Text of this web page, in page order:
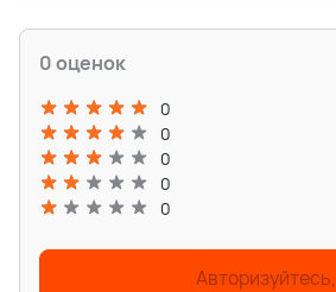
0 оценок
0
0
0
0
0
Авторизуйтесь,